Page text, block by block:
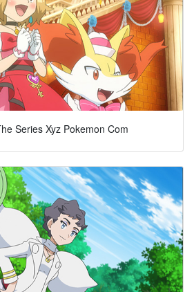
Series Xyz Pokemon Com